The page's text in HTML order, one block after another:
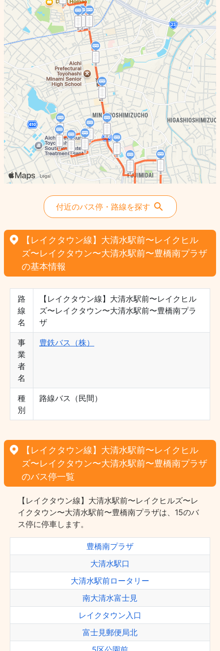
付近のバス停・路線を探す
【レイクタウン線】大清水駅前〜レイクヒル
ズ〜レイクタウン〜大清水駅前〜豊橋南プラザ
の基本情報
路
線
名
【レイクタウン線】大清水駅前〜レイクヒル
ズ〜レイクタウン〜大清水駅前〜豊橋南プラ
ザ
事
業
者
名
豊鉄バス（株）
種
別
路線バス（民間）
【レイクタウン線】大清水駅前〜レイクヒル
ズ〜レイクタウン〜大清水駅前〜豊橋南プラザ
のバス停一覧
【レイクタウン線】大清水駅前〜レイクヒルズ〜レ
イクタウン〜大清水駅前〜豊橋南プラザは、15のバ
ス停に停車します。
豊橋南プラザ
大清水駅口
大清水駅前ロータリー
南大清水富士見
レイクタウン入口
富士見郵便局北